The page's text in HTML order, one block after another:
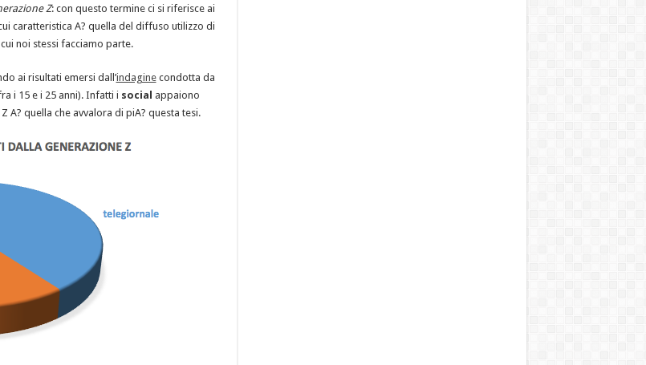
Z: con questo termine ci si riferisce ai
caratteristica A? quella del diffuso utilizzo di
noi stessi facciamo parte.
ai risultati emersi dall’indaginecondotta da
i 15 e i 25 anni). Infatti i social appaiono
A? quella che avvalora di piA? questa tesi.